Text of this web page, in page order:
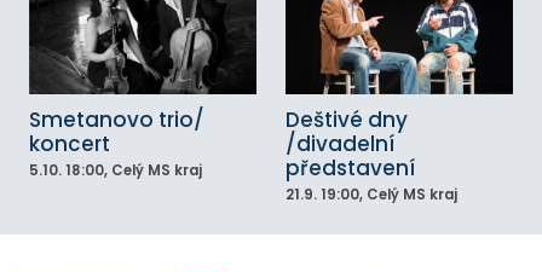
Smetanovo trio/
koncert
5.10. 18:00, Celý MS kraj
Deštivé dny
/divadelní
představení
21.9. 19:00, Celý MS kraj